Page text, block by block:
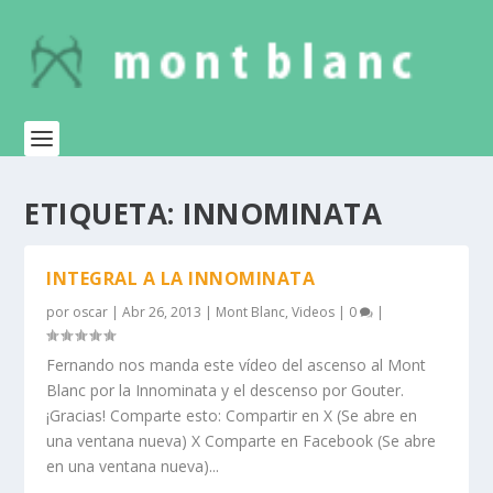
ETIQUETA: INNOMINATA
INTEGRAL A LA INNOMINATA
por oscar |Abr 26, 2013 | Mont Blanc,Videos | 0 |
Fernando nos manda este vídeo del ascenso al Mont
Blanc por la Innominata y el descenso por Gouter.
¡Gracias! Comparte esto: Compartir en X (Se abre en
una ventana nueva) X Comparte en Facebook (Se abre
en una ventana nueva)...